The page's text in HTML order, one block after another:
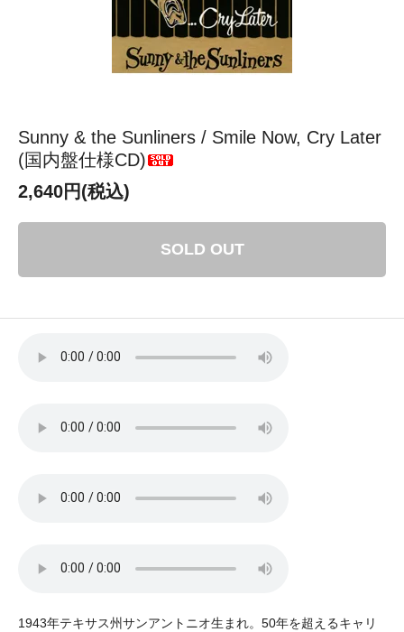
Sunny & the Sunliners / Smile Now, Cry Later
(国内盤仕様CD)
2,640円(税込)
SOLD OUT
1943年テキサス州サンアントニオ生まれ。50年を超えるキャリ